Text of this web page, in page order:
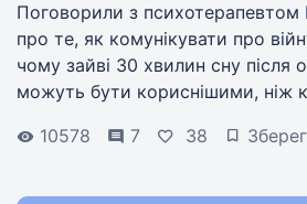
Поговорили з
про те, як комунікувати про
чому зайві 30 хвилин сну після
можуть бути кориснішими, ніж
10578
7 38